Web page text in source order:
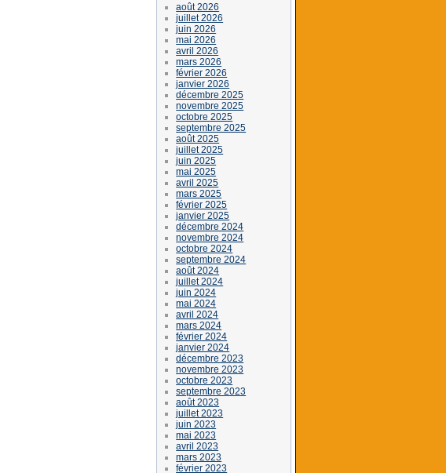
août 2026
juillet 2026
juin 2026
mai 2026
avril 2026
mars 2026
février 2026
janvier 2026
décembre 2025
novembre 2025
octobre 2025
septembre 2025
août 2025
juillet 2025
juin 2025
mai 2025
avril 2025
mars 2025
février 2025
janvier 2025
décembre 2024
novembre 2024
octobre 2024
septembre 2024
août 2024
juillet 2024
juin 2024
mai 2024
avril 2024
mars 2024
février 2024
janvier 2024
décembre 2023
novembre 2023
octobre 2023
septembre 2023
août 2023
juillet 2023
juin 2023
mai 2023
avril 2023
mars 2023
février 2023